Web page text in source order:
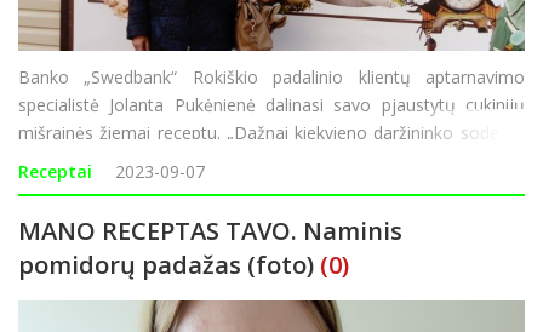
Banko „Swedbank“ Rokiškio padalinio klientų aptarnavimo
specialistė Jolanta Pukėnienė dalinasi savo pjaustytų cukinijų
mišrainės žiemai receptu. „Dažnai kiekvieno daržininko sode ko
nors vis užauga per daug – ne išimtis ir cukinijos. Kažkada,
turėdama da
Receptai 2023-09-07
MANO RECEPTAS TAVO. Naminis
pomidorų padažas (foto) (0)